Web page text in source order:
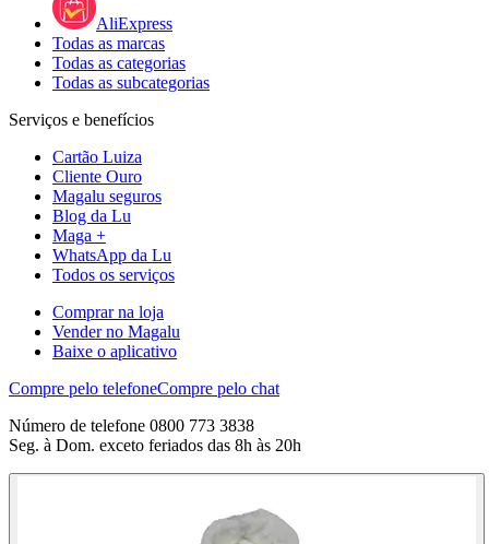
AliExpress
Todas as marcas
Todas as categorias
Todas as subcategorias
Serviços e benefícios
Cartão Luiza
Cliente Ouro
Magalu seguros
Blog da Lu
Maga +
WhatsApp da Lu
Todos os serviços
Comprar na loja
Vender no Magalu
Baixe o aplicativo
Compre pelo telefoneCompre pelo chat
Número de telefone 0800 773 3838
Seg. à Dom. exceto feriados das 8h às 20h